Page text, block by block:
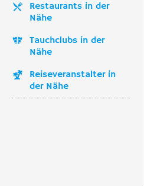
Restaurants in der
Nähe
Tauchclubs in der
Nähe
Reiseveranstalter in
der Nähe